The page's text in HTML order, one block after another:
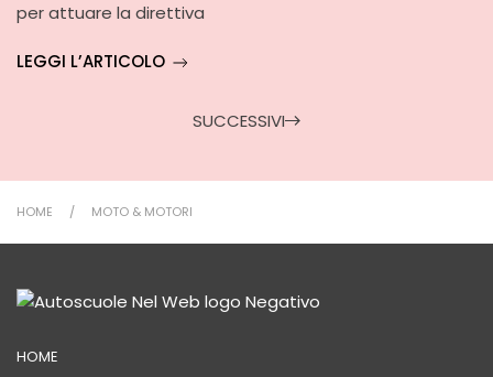
per attuare la direttiva
LEGGI L’ARTICOLO
SUCCESSIVI
HOME MOTO & MOTORI
HOME